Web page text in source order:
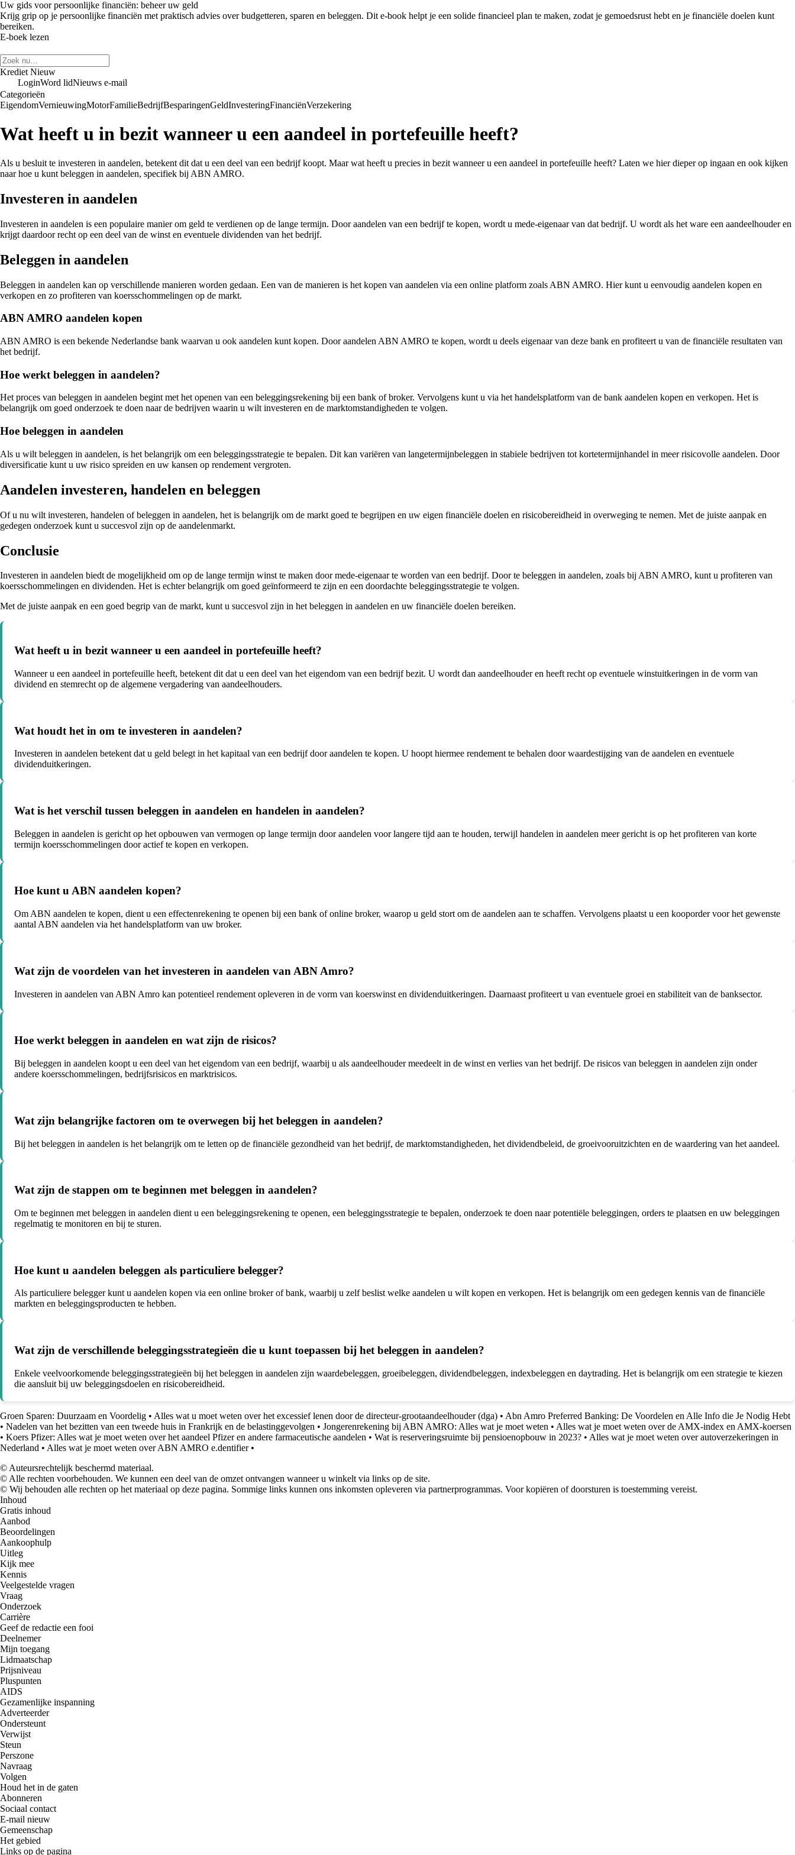
Uw gids voor persoonlijke financiën: beheer uw geld
Krijg grip op je persoonlijke financiën met praktisch advies over budgetteren, sparen en beleggen. Dit e-book helpt je een solide financieel plan te maken, zodat je gemoedsrust hebt en je financiële doelen kunt
bereiken.
E-boek lezen
Krediet Nieuw
LoginWord lidNieuws e-mail
Categorieën
EigendomVernieuwingMotorFamilieBedrijfBesparingenGeldInvesteringFinanciënVerzekering
Wat heeft u in bezit wanneer u een aandeel in portefeuille heeft?
Als u besluit te investeren in aandelen, betekent dit dat u een deel van een bedrijf koopt. Maar wat heeft u precies in bezit wanneer u een aandeel in portefeuille heeft? Laten we hier dieper op ingaan en ook kijken
naar hoe u kunt beleggen in aandelen, specifiek bij ABN AMRO.
Investeren in aandelen
Investeren in aandelen is een populaire manier om geld te verdienen op de lange termijn. Door aandelen van een bedrijf te kopen, wordt u mede-eigenaar van dat bedrijf. U wordt als het ware een aandeelhouder en
krijgt daardoor recht op een deel van de winst en eventuele dividenden van het bedrijf.
Beleggen in aandelen
Beleggen in aandelen kan op verschillende manieren worden gedaan. Een van de manieren is het kopen van aandelen via een online platform zoals ABN AMRO. Hier kunt u eenvoudig aandelen kopen en
verkopen en zo profiteren van koersschommelingen op de markt.
ABN AMRO aandelen kopen
ABN AMRO is een bekende Nederlandse bank waarvan u ook aandelen kunt kopen. Door aandelen ABN AMRO te kopen, wordt u deels eigenaar van deze bank en profiteert u van de financiële resultaten van
het bedrijf.
Hoe werkt beleggen in aandelen?
Het proces van beleggen in aandelen begint met het openen van een beleggingsrekening bij een bank of broker. Vervolgens kunt u via het handelsplatform van de bank aandelen kopen en verkopen. Het is
belangrijk om goed onderzoek te doen naar de bedrijven waarin u wilt investeren en de marktomstandigheden te volgen.
Hoe beleggen in aandelen
Als u wilt beleggen in aandelen, is het belangrijk om een beleggingsstrategie te bepalen. Dit kan variëren van langetermijnbeleggen in stabiele bedrijven tot kortetermijnhandel in meer risicovolle aandelen. Door
diversificatie kunt u uw risico spreiden en uw kansen op rendement vergroten.
Aandelen investeren, handelen en beleggen
Of u nu wilt investeren, handelen of beleggen in aandelen, het is belangrijk om de markt goed te begrijpen en uw eigen financiële doelen en risicobereidheid in overweging te nemen. Met de juiste aanpak en
gedegen onderzoek kunt u succesvol zijn op de aandelenmarkt.
Conclusie
Investeren in aandelen biedt de mogelijkheid om op de lange termijn winst te maken door mede-eigenaar te worden van een bedrijf. Door te beleggen in aandelen, zoals bij ABN AMRO, kunt u profiteren van
koersschommelingen en dividenden. Het is echter belangrijk om goed geïnformeerd te zijn en een doordachte beleggingsstrategie te volgen.
Met de juiste aanpak en een goed begrip van de markt, kunt u succesvol zijn in het beleggen in aandelen en uw financiële doelen bereiken.
Wat heeft u in bezit wanneer u een aandeel in portefeuille heeft?
Wanneer u een aandeel in portefeuille heeft, betekent dit dat u een deel van het eigendom van een bedrijf bezit. U wordt dan aandeelhouder en heeft recht op eventuele winstuitkeringen in de vorm van
dividend en stemrecht op de algemene vergadering van aandeelhouders.
Wat houdt het in om te investeren in aandelen?
Investeren in aandelen betekent dat u geld belegt in het kapitaal van een bedrijf door aandelen te kopen. U hoopt hiermee rendement te behalen door waardestijging van de aandelen en eventuele
dividenduitkeringen.
Wat is het verschil tussen beleggen in aandelen en handelen in aandelen?
Beleggen in aandelen is gericht op het opbouwen van vermogen op lange termijn door aandelen voor langere tijd aan te houden, terwijl handelen in aandelen meer gericht is op het profiteren van korte
termijn koersschommelingen door actief te kopen en verkopen.
Hoe kunt u ABN aandelen kopen?
Om ABN aandelen te kopen, dient u een effectenrekening te openen bij een bank of online broker, waarop u geld stort om de aandelen aan te schaffen. Vervolgens plaatst u een kooporder voor het gewenste
aantal ABN aandelen via het handelsplatform van uw broker.
Wat zijn de voordelen van het investeren in aandelen van ABN Amro?
Investeren in aandelen van ABN Amro kan potentieel rendement opleveren in de vorm van koerswinst en dividenduitkeringen. Daarnaast profiteert u van eventuele groei en stabiliteit van de banksector.
Hoe werkt beleggen in aandelen en wat zijn de risicos?
Bij beleggen in aandelen koopt u een deel van het eigendom van een bedrijf, waarbij u als aandeelhouder meedeelt in de winst en verlies van het bedrijf. De risicos van beleggen in aandelen zijn onder
andere koersschommelingen, bedrijfsrisicos en marktrisicos.
Wat zijn belangrijke factoren om te overwegen bij het beleggen in aandelen?
Bij het beleggen in aandelen is het belangrijk om te letten op de financiële gezondheid van het bedrijf, de marktomstandigheden, het dividendbeleid, de groeivooruitzichten en de waardering van het aandeel.
Wat zijn de stappen om te beginnen met beleggen in aandelen?
Om te beginnen met beleggen in aandelen dient u een beleggingsrekening te openen, een beleggingsstrategie te bepalen, onderzoek te doen naar potentiële beleggingen, orders te plaatsen en uw beleggingen
regelmatig te monitoren en bij te sturen.
Hoe kunt u aandelen beleggen als particuliere belegger?
Als particuliere belegger kunt u aandelen kopen via een online broker of bank, waarbij u zelf beslist welke aandelen u wilt kopen en verkopen. Het is belangrijk om een gedegen kennis van de financiële
markten en beleggingsproducten te hebben.
Wat zijn de verschillende beleggingsstrategieën die u kunt toepassen bij het beleggen in aandelen?
Enkele veelvoorkomende beleggingsstrategieën bij het beleggen in aandelen zijn waardebeleggen, groeibeleggen, dividendbeleggen, indexbeleggen en daytrading. Het is belangrijk om een strategie te kiezen
die aansluit bij uw beleggingsdoelen en risicobereidheid.
Groen Sparen: Duurzaam en Voordelig • Alles wat u moet weten over het excessief lenen door de directeur-grootaandeelhouder (dga) • Abn Amro Preferred Banking: De Voordelen en Alle Info die Je Nodig Hebt
• Nadelen van het bezitten van een tweede huis in Frankrijk en de belastinggevolgen • Jongerenrekening bij ABN AMRO: Alles wat je moet weten • Alles wat je moet weten over de AMX-index en AMX-koersen
• Koers Pfizer: Alles wat je moet weten over het aandeel Pfizer en andere farmaceutische aandelen • Wat is reserveringsruimte bij pensioenopbouw in 2023? • Alles wat je moet weten over autoverzekeringen in
Nederland • Alles wat je moet weten over ABN AMRO e.dentifier•
© Auteursrechtelijk beschermd materiaal.
© Alle rechten voorbehouden. We kunnen een deel van de omzet ontvangen wanneer u winkelt via links op de site.
© Wij behouden alle rechten op het materiaal op deze pagina. Sommige links kunnen ons inkomsten opleveren via partnerprogrammas. Voor kopiëren of doorsturen is toestemming vereist.
Inhoud
Gratis inhoud
Aanbod
Beoordelingen
Aankoophulp
Uitleg
Kijk mee
Kennis
Veelgestelde vragen
Vraag
Onderzoek
Carrière
Geef de redactie een fooi
Deelnemer
Mijn toegang
Lidmaatschap
Prijsniveau
Pluspunten
AIDS
Gezamenlijke inspanning
Adverteerder
Ondersteunt
Verwijst
Steun
Perszone
Navraag
Volgen
Houd het in de gaten
Abonneren
Sociaal contact
E-mail nieuw
Gemeenschap
Het gebied
Links op de pagina